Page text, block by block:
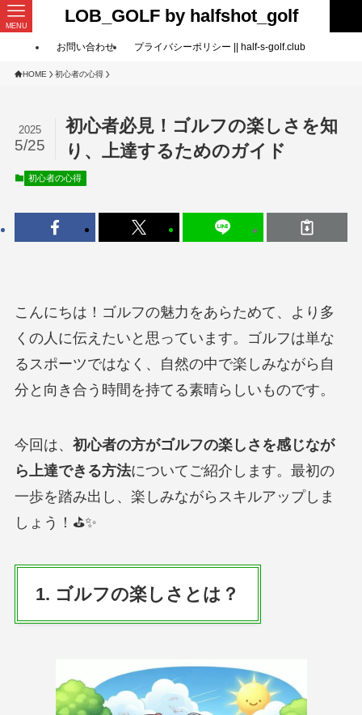
LOB_GOLF by halfshot_golf
MENU
お問い合わせ プライバシーポリシー || half-s-golf.club
HOME 初心者の心得
初心者必見！ゴルフの楽しさを知
り、上達するためのガイド
2025
5/25
初心者の心得
こんにちは！ゴルフの魅力をあらためて、より多
くの人に伝えたいと思っています。ゴルフは単な
るスポーツではなく、自然の中で楽しみながら自
分と向き合う時間を持てる素晴らしいものです。
今回は、 初心者の方がゴルフの楽しさを感じなが
ら上達できる方法についてご紹介します。最初の
一歩を踏み出し、楽しみながらスキルアップしま
しょう！⛳✨
1. ゴルフの楽しさとは？